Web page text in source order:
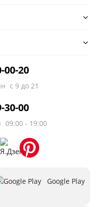
00-20
с 9 до 21
30-00
09:00 - 19:00
Google Play